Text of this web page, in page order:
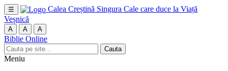
☰ Calea Creștină Singura Cale care duce la Viață
Veșnică
A A A
Biblie Online
Cauta
Meniu